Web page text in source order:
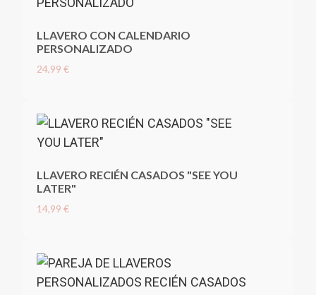
LLAVERO CON CALENDARIO
PERSONALIZADO
24,99 €
LLAVERO RECIÉN CASADOS "SEE YOU
LATER"
14,99 €